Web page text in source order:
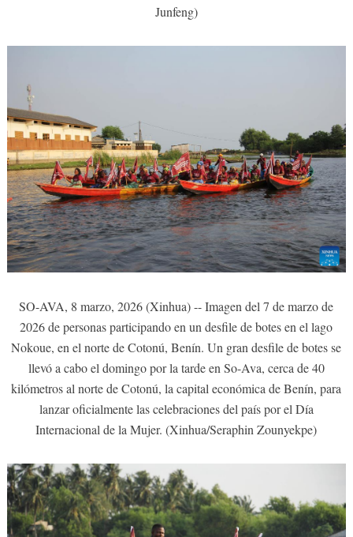
Junfeng)
SO-AVA, 8 marzo, 2026 (Xinhua) -- Imagen del 7 de marzo de
2026 de personas participando en un desfile de botes en el lago
Nokoue, en el norte de Cotonú, Benín. Un gran desfile de botes se
llevó a cabo el domingo por la tarde en So-Ava, cerca de 40
kilómetros al norte de Cotonú, la capital económica de Benín, para
lanzar oficialmente las celebraciones del país por el Día
Internacional de la Mujer. (Xinhua/Seraphin Zounyekpe)